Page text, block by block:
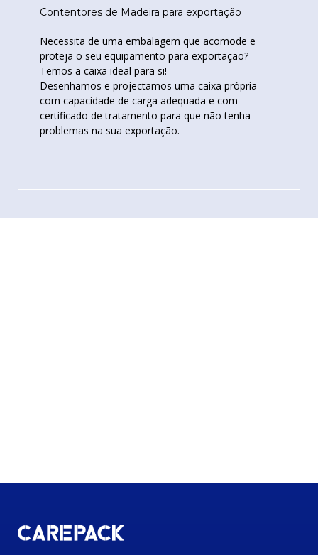
Contentores de Madeira para exportação
Necessita de uma embalagem que acomode e
proteja o seu equipamento para exportação?
Temos a caixa ideal para si!
Desenhamos e projectamos uma caixa própria
com capacidade de carga adequada e com
certificado de tratamento para que não tenha
problemas na sua exportação.